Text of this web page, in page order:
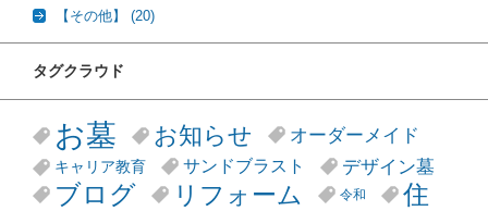
【その他】 (20)
タグクラウド
お墓 お知らせ オーダーメイド
キャリア教育 サンドブラスト デザイン墓
ブログ リフォーム 令和
住